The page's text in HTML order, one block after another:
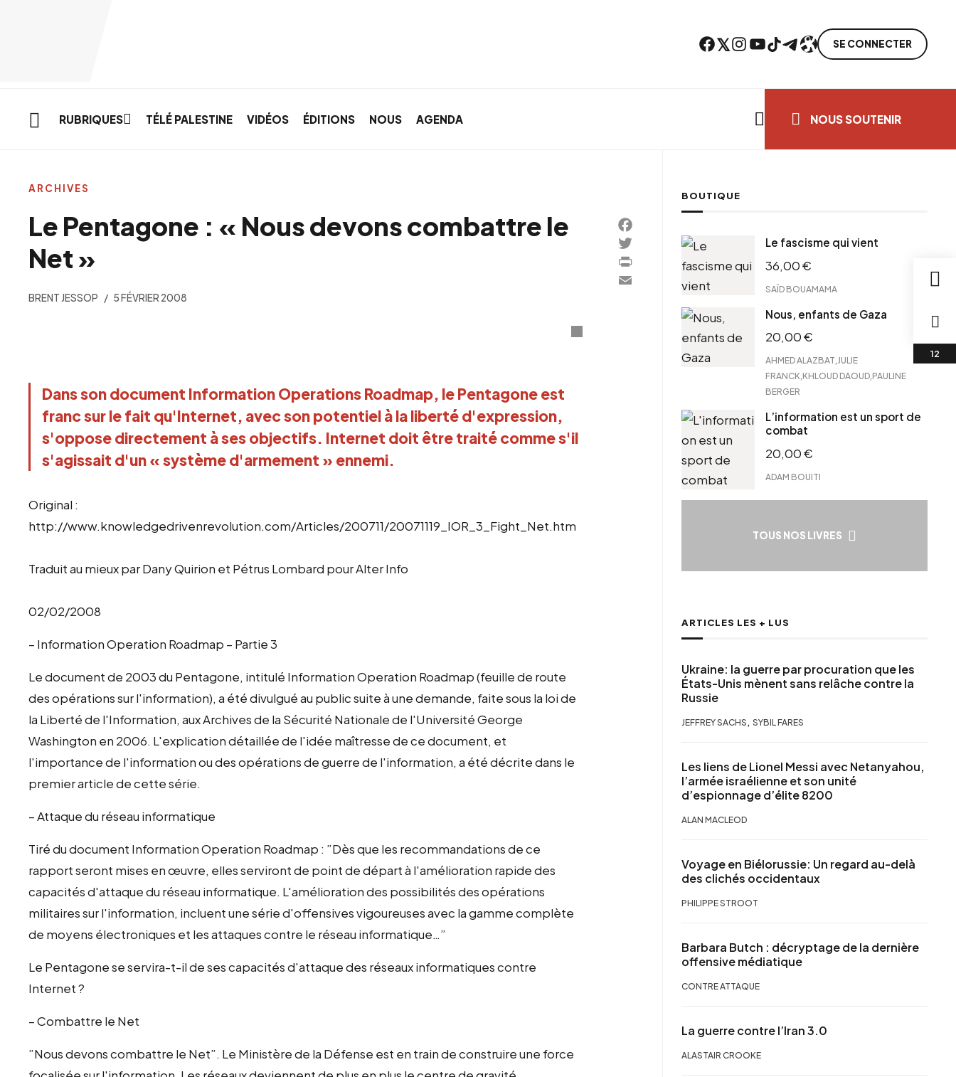
Facebook Twitter Instagram YouTube TikTok TelegramLien SE CONNECTER
RUBRIQUES TÉLÉ PALESTINE VIDÉOS ÉDITIONS NOUS AGENDA NOUS SOUTENIR
Le Pentagone : « Nous devons combattre le
Net »
BRENT JESSOP 5 FÉVRIER 2008
Dans son document Information Operations Roadmap, le Pentagone est
franc sur le fait qu'Internet, avec son potentiel à la liberté d'expression,
s'oppose directement à ses objectifs. Internet doit être traité comme s'il
s'agissait d'un « système d'armement » ennemi.
Original :
http://www.knowledgedrivenrevolution.com/Articles/200711/20071119_IOR_3_Fight_Net.htm
Traduit au mieux par Dany Quirion et Pétrus Lombard pour Alter Info
02/02/2008
– Information Operation Roadmap – Partie 3
Le document de 2003 du Pentagone, intitulé Information Operation Roadmap (feuille de route
des opérations sur l'information), a été divulgué au public suite à une demande, faite sous la loi de
la Liberté de l'Information, aux Archives de la Sécurité Nationale de l'Université George
Washington en 2006. L'explication détaillée de l'idée maîtresse de ce document, et
l'importance de l'information ou des opérations de guerre de l'information, a été décrite dans le
premier article de cette série.
– Attaque du réseau informatique
Tiré du document Information Operation Roadmap : ”Dès que les recommandations de ce
rapport seront mises en œuvre, elles serviront de point de départ à l'amélioration rapide des
capacités d'attaque du réseau informatique. L'amélioration des possibilités des opérations
militaires sur l'information, incluent une série d'offensives vigoureuses avec la gamme complète
de moyens électroniques et les attaques contre le réseau informatique…”
Le Pentagone se servira-t-il de ses capacités d'attaque des réseaux informatiques contre
Internet ?
– Combattre le Net
”Nous devons combattre le Net”. Le Ministère de la Défense est en train de construire une force
ARCHIVES
Facebook
Twitter
PrintFriendly
Email
BOUTIQUE
Le fascisme qui vient
36,00€
SAÏD BOUAMAMA
Nous, enfants de Gaza
20,00€
AHMED ALAZBAT JULIE
FRANCK KHLOUD DAOUD PAULINE
BERGER
L’information est un sport de
combat
20,00€
ADAM BOUITI
TOUS NOS LIVRES
ARTICLES LES + LUS
Ukraine: la guerre par procuration que les
États-Unis mènent sans relâche contre la
Russie
JEFFREY SACHS , SYBIL FARES
Les liens de Lionel Messi avec Netanyahou,
l’armée israélienne et son unité
d’espionnage d’élite 8200
ALAN MACLEOD
Voyage en Biélorussie: Un regard au-delà
des clichés occidentaux
PHILIPPE STROOT
Barbara Butch : décryptage de la dernière
offensive médiatique
CONTRE ATTAQUE
La guerre contre l’Iran 3.0
ALASTAIR CROOKE